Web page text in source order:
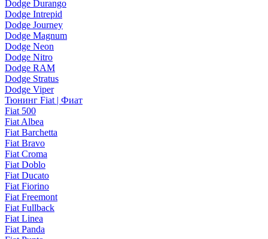
Dodge Durango
Dodge Intrepid
Dodge Journey
Dodge Magnum
Dodge Neon
Dodge Nitro
Dodge RAM
Dodge Stratus
Dodge Viper
Тюнинг Fiat | Фиат
Fiat 500
Fiat Albea
Fiat Barchetta
Fiat Bravo
Fiat Croma
Fiat Doblo
Fiat Ducato
Fiat Fiorino
Fiat Freemont
Fiat Fullback
Fiat Linea
Fiat Panda